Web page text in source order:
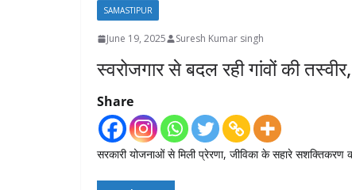
SAMASTIPUR
June 19, 2025 Suresh Kumar singh
स्वरोजगार से बदल रही गांवों की
Share
सरकारी योजनाओं से मिली प्रेरणा, जीविका के सहारे सशक्तिकरण